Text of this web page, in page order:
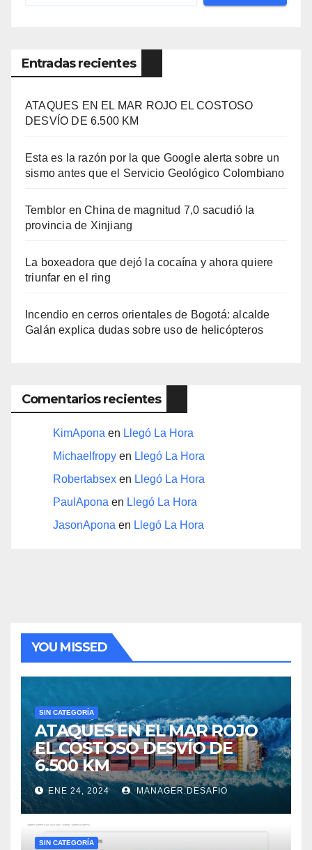
Entradas recientes
ATAQUES EN EL MAR ROJO EL COSTOSO
DESVÍO DE 6.500 KM
Esta es la razón por la que Google alerta sobre un
sismo antes que el Servicio Geológico Colombiano
Temblor en China de magnitud 7,0 sacudió la
provincia de Xinjiang
La boxeadora que dejó la cocaína y ahora quiere
triunfar en el ring​
Incendio en cerros orientales de Bogotá: alcalde
Galán explica dudas sobre uso de helicópteros
Comentarios recientes
KimApona en Llegó La Hora
Michaelfropy en Llegó La Hora
Robertabsex en Llegó La Hora
PaulApona en Llegó La Hora
JasonApona en Llegó La Hora
YOU MISSED
SIN CATEGORÍA
ATAQUES EN EL MAR ROJO
EL COSTOSO DESVÍO DE
6.500 KM
ENE 24, 2024 MANAGER.DESAFIO
SIN CATEGORÍA